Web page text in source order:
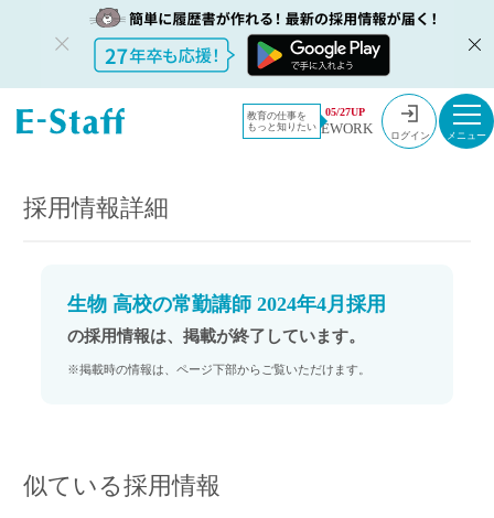
教育の仕事を
もっと知りたい
05/27UP
EWORK ログイン
教員採用情
報のイー・
採用情報
生物 高校の常勤講師 2024年4月採用
採用情報詳細
生物 高校の常勤講師 2024年4月採用
の採用情報は、掲載が終了しています。
※掲載時の情報は、ページ下部からご覧いただけます。
似ている採用情報